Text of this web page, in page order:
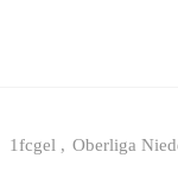
1fcgel , Oberliga